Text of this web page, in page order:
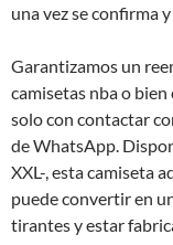
una vez se confirma
Garantizamos un
camisetas nba o
solo con contactar
de WhatsApp.
XXL-, esta camiseta
puede convertir en
tirantes y estar